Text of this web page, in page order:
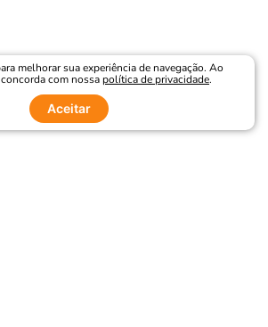
melhorar sua experiência de navegação. Ao
com nossapolítica de privacidade.
Aceitar